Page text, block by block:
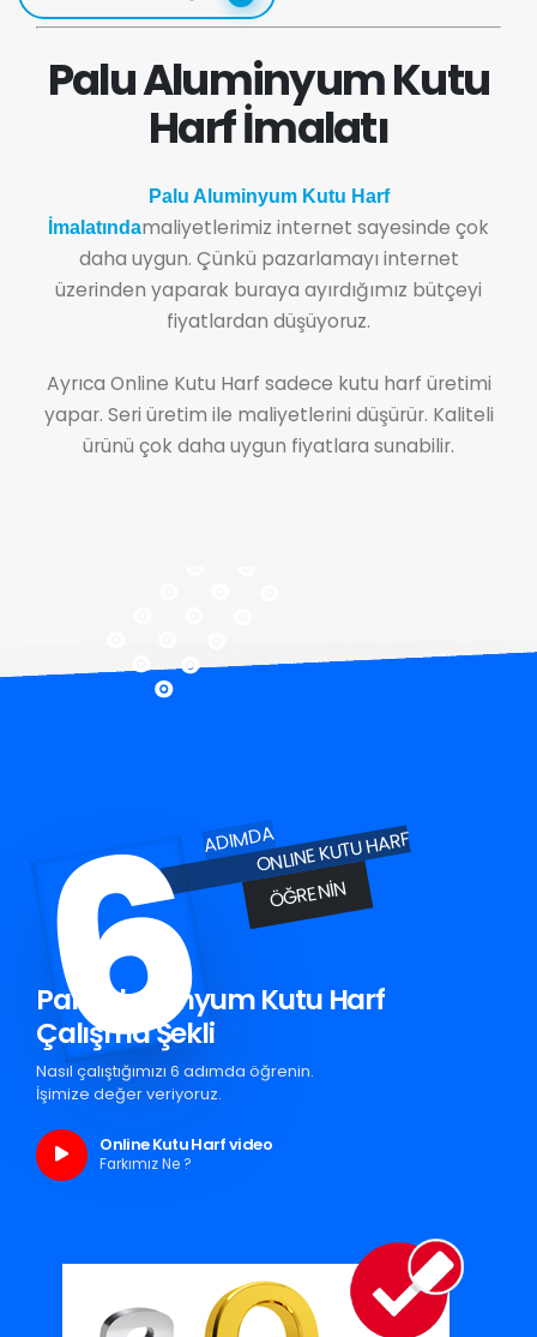
Palu Aluminyum Kutu
Harf İmalatı
Palu Aluminyum Kutu Harf
İmalatındamaliyetlerimiz internet sayesinde çok
daha uygun. Çünkü pazarlamayı internet
üzerinden yaparak buraya ayırdığımız bütçeyi
fiyatlardan düşüyoruz.
Ayrıca Online Kutu Harf sadece kutu harf üretimi
yapar. Seri üretim ile maliyetlerini düşürür. Kaliteli
ürünü çok daha uygun fiyatlara sunabilir.
6ADIMDAONLINE KUTU HARF
ÖĞRENIN
Palu Aluminyum Kutu Harf
Çalışma Şekli
Nasıl çalıştığımızı 6 adımda öğrenin.
İşimize değer veriyoruz.
Online Kutu Harf video
Farkımız Ne ?